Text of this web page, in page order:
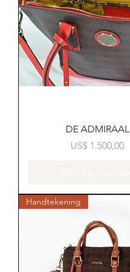
DE ADMIRAAL
Prijs
US$ 1.500,00
Handtekening